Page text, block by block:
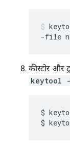
-file
कीस्टोर और
keytool
$
$